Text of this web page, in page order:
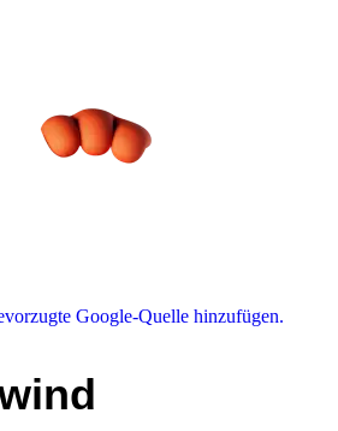
Google-Quelle hinzufügen.